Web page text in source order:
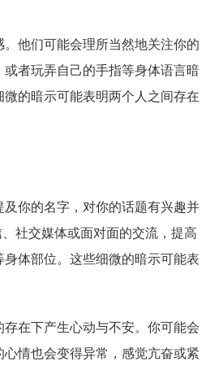
他们可能会理所当然地关注你的
者玩弄自己的手指等身体语言暗
的暗示可能表明两个人之间存在
你的名字，对你的话题有兴趣并
社交媒体或面对面的交流，提高
体部位。这些细微的暗示可能表
在下产生心动与不安。你可能会
情也会变得异常，感觉亢奋或紧